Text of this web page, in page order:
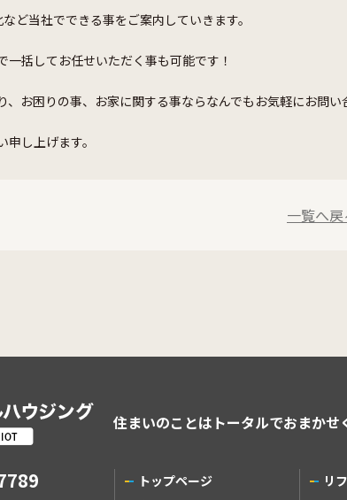
ど当社でできる事をご案内していきます。
括してお任せいただく事も可能です！
、お困りの事、お家に関する事ならなんでもお気軽にお問い
し上げます。
一覧へ戻
住まいのことはトータルでおまかせ
トップページ リ